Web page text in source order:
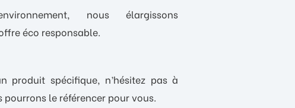
nous élargissons
éco responsable.
produit spécifique, n’hésitez pas à
le référencer pour vous.